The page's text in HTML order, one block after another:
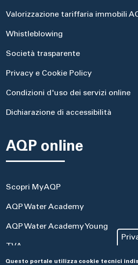
Valorizzazione tariffaria immobili
Whistleblowing
Società trasparente
Privacy e Cookie Policy
Condizioni d'uso dei servizi online
Dichiarazione di accessibilità
AQP online
Scopri MyAQP
AQP Water Academy
AQP Water Academy Young
TVA
Questo portale utilizza cookie tecnici